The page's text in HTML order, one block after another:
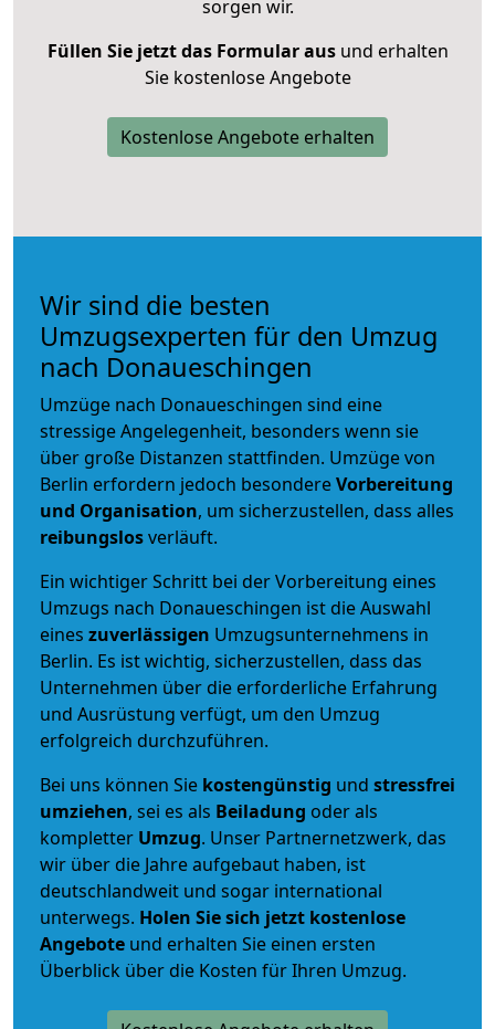
sorgen wir.
Füllen Sie jetzt das Formular ausund erhalten
Sie kostenlose Angebote
Kostenlose Angebote erhalten
Wir sind die besten
Umzugsexperten für den Umzug
nach Donaueschingen
Umzüge nach Donaueschingen sind eine
stressige Angelegenheit, besonders wenn sie
über große Distanzen stattfinden. Umzüge von
Berlin erfordern jedoch besondereVorbereitung
und Organisation, um sicherzustellen, dass alles
reibungslosverläuft.
Ein wichtiger Schritt bei der Vorbereitung eines
Umzugs nach Donaueschingen ist die Auswahl
eines zuverlässigen Umzugsunternehmens in
Berlin. Es ist wichtig, sicherzustellen, dass das
Unternehmen über die erforderliche Erfahrung
und Ausrüstung verfügt, um den Umzug
erfolgreich durchzuführen.
Bei uns können Sie kostengünstig und stressfrei
umziehen, sei es als Beiladung oder als
kompletter Umzug. Unser Partnernetzwerk, das
wir über die Jahre aufgebaut haben, ist
deutschlandweit und sogar international
unterwegs. Holen Sie sich jetzt kostenlose
Angebote und erhalten Sie einen ersten
Überblick über die Kosten für Ihren Umzug.